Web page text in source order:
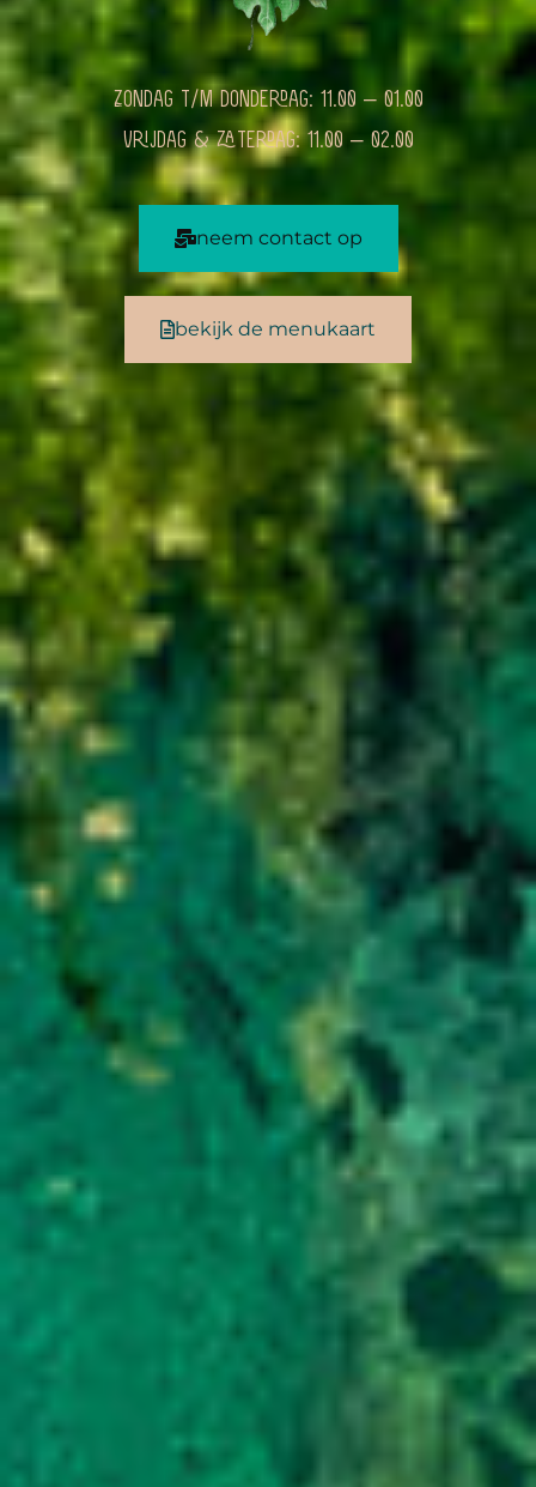
Zondag t/m donderdag: 11.00 – 01.00
Vrijdag & zaterdag: 11.00 – 02.00
neem contact op
bekijk de menukaart